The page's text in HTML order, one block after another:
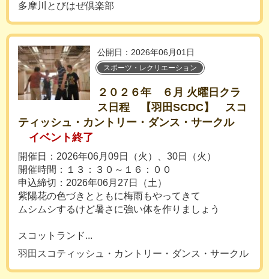
多摩川とびはぜ倶楽部
公開日：2026年06月01日
スポーツ・レクリエーション
２０２６年 ６月 火曜日クラ
ス日程 【羽田SCDC】 スコ
ティッシュ・カントリー・ダンス・サークル
イベント終了
開催日：2026年06月09日（火）、30日（火）
開催時間：１３：３０～１６：００
申込締切：2026年06月27日（土）
紫陽花の色づきとともに梅雨もやってきて
ムシムシするけど暑さに強い体を作りましょう
スコットランド...
羽田スコティッシュ・カントリー・ダンス・サークル